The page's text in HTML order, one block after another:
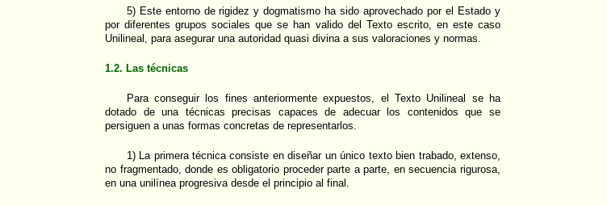
5) Este entorno de rigidez y dogmatismo ha sido aprovechado por el Estado y
por diferentes grupos sociales que se han valido del Texto escrito, en este caso
Unilineal, para asegurar una autoridad quasi divina a sus valoraciones y normas.
1.2. Las técnicas
Para conseguir los fines anteriormente expuestos, el Texto Unilineal se ha
dotado de una técnicas precisas capaces de adecuar los contenidos que se
persiguen a unas formas concretas de representarlos.
1) La primera técnica consiste en diseñar un único texto bien trabado, extenso,
no fragmentado, donde es obligatorio proceder parte a parte, en secuencia rigurosa,
en una unilínea progresiva desde el principio al final.